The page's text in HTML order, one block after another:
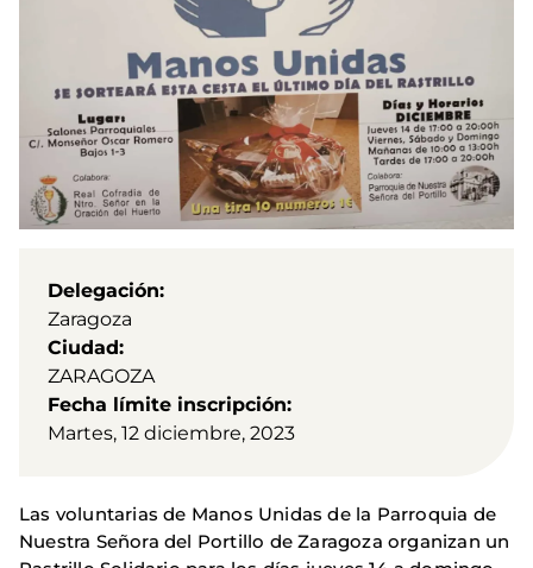
Delegación
Zaragoza
Ciudad
ZARAGOZA
Fecha límite inscripción
Martes, 12 diciembre, 2023
Las voluntarias de Manos Unidas de la Parroquia de
Nuestra Señora del Portillo de Zaragoza organizan un